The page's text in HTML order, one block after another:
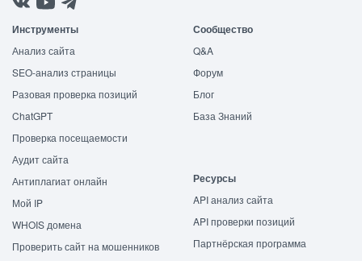
Инструменты
Анализ сайта
SEO-анализ страницы
Разовая проверка позиций
ChatGPT
Проверка посещаемости
Аудит сайта
Антиплагиат онлайн
Мой IP
WHOIS домена
Проверить сайт на мошенников
Сообщество
Q&A
Форум
Блог
База Знаний
Ресурсы
API анализ сайта
API проверки позиций
Партнёрская программа